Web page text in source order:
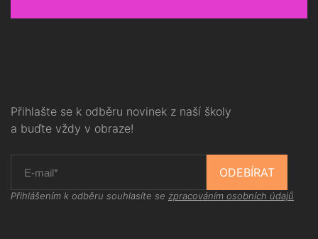
Přihlašte se k odběru novinek z naší školy
a buďte vždy v obraze!
ODEBÍRAT
Přihlášením k odběru souhlasíte se zpracováním osobních údajů